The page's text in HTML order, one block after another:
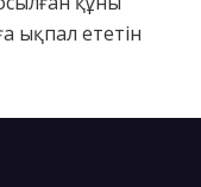
ықпал ететін